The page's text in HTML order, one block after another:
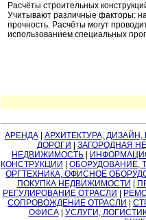
Расчёты строительных
Учитывают различные факторы:
прочность. Расчёты могут
использованием специальных
АРЕНДА| АРХИТЕКТУРА,
ДОРОГИ
ЗАГОРОДНАЯ
НЕДВИЖИМОСТЬ
КОНСТРУКЦИИ
ОБОРУДОВАНИЕ,
ОРГТЕХНИКА, ОФИСНОЕ
ПОКУПКА НЕДВИЖИМОСТИ
РЕГУЛИРОВАНИЕ ОТРАСЛИ
СОПРОВОЖДЕНИЕ ОТРАСЛИ
ОФИСА| УСЛУГИ,